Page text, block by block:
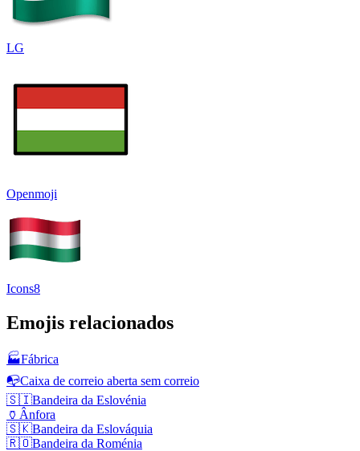
LG
Openmoji
Icons8
Emojis relacionados
🏭Fábrica
📭Caixa de correio aberta sem correio
🇸🇮Bandeira da Eslovénia
🏺 Ânfora
🇸🇰Bandeira da Eslováquia
🇷🇴Bandeira da Roménia